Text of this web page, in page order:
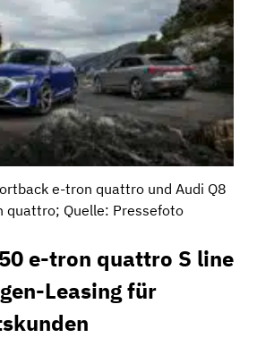
e-tron quattro und Audi Q8
quattro; Quelle: Pressefoto
e-tron quattro S line
Leasing für